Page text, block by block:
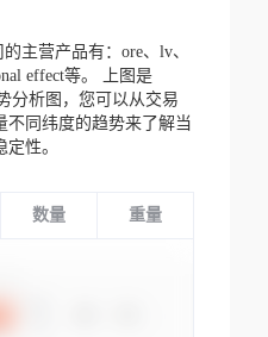
主营产品有：ore、lv、
effect等。
上图是
分析图，您可以从交易
不同纬度的趋势来了解当
性。
数量 重量